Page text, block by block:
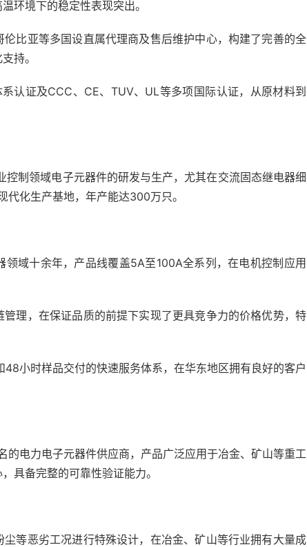
环境下的稳定性表现突出。
伦比亚等多国设直属代理商及售后维护中心，构建了完善的全
持。
认证及CCC、CE、TUV、UL等多项国际认证，从原材料到
制领域电子元器件的研发与生产，尤其在交流固态继电器细
化生产基地，年产能达300万只。
领域十余年，产品线覆盖5A至100A全系列，在电机控制应用
管理，在保证品质的前提下实现了更具竞争力的价格优势，特
48小时样品交付的快速服务体系，在华东地区拥有良好的客户
电力电子元器件供应商，产品广泛应用于冶金、矿山等重工
具备完整的可靠性验证能力。
等恶劣工况进行特殊设计，在冶金、矿山等行业拥有大量成